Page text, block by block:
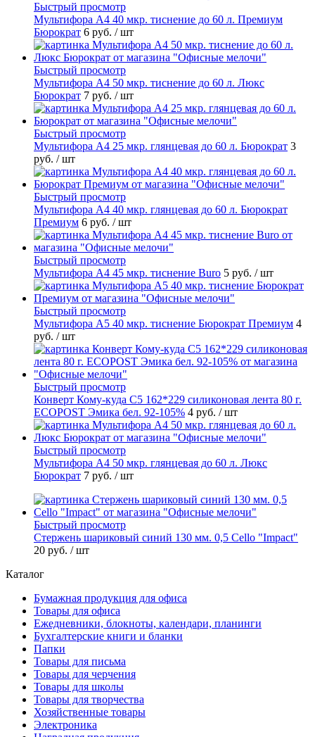
Быстрый просмотр
Мультифора А4 40 мкр. тиснение до 60 л. Премиум
Бюрократ 6 руб. / шт
Быстрый просмотр
Мультифора А4 50 мкр. тиснение до 60 л. Люкс
Бюрократ 7 руб. / шт
Быстрый просмотр
Мультифора А4 25 мкр. глянцевая до 60 л. Бюрократ 3
руб. / шт
Быстрый просмотр
Мультифора А4 40 мкр. глянцевая до 60 л. Бюрократ
Премиум 6 руб. / шт
Быстрый просмотр
Мультифора А4 45 мкр. тиснение Buro 5 руб. / шт
Быстрый просмотр
Мультифора А5 40 мкр. тиснение Бюрократ Премиум 4
руб. / шт
Быстрый просмотр
Конверт Кому-куда С5 162*229 силиконовая лента 80 г.
ECOPOST Эмика бел. 92-105% 4 руб. / шт
Быстрый просмотр
Мультифора А4 50 мкр. глянцевая до 60 л. Люкс
Бюрократ 7 руб. / шт
Быстрый просмотр
Стержень шариковый синий 130 мм. 0,5 Cello "Impact"
20 руб. / шт
Каталог
Бумажная продукция для офиса
Товары для офиса
Ежедневники, блокноты, календари, планинги
Бухгалтерские книги и бланки
Папки
Товары для письма
Товары для черчения
Товары для школы
Товары для творчества
Хозяйственные товары
Электроника